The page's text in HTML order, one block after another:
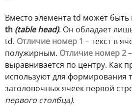
Вместо элемента td может быть
th (table head). Он обладает
td. Отличие номер 1 – текст в
полужирным. Отличие номер 2
выравнивается по центру. Как
используют для формирования
заголовочных ячеек первой
первого столбца).